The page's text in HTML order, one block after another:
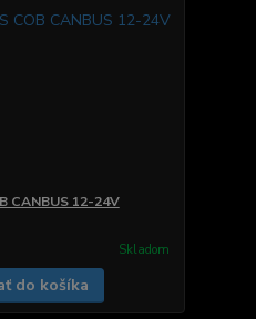
CANBUS 12-24V
Skladom
do košíka